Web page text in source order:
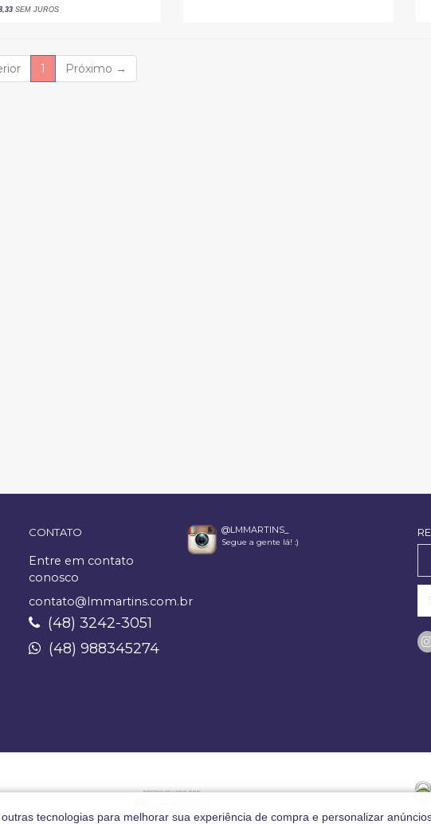
tecnologias para melhorar sua experiência de compra e personalizar
SEM JUROS
1 (current)
Próximo →
CONTATO
Entre em contato
conosco
contato@lmmartins.com.br
(48) 3242-3051
(48) 988345274
@LMMARTINS_
Segue a gente lá! :)